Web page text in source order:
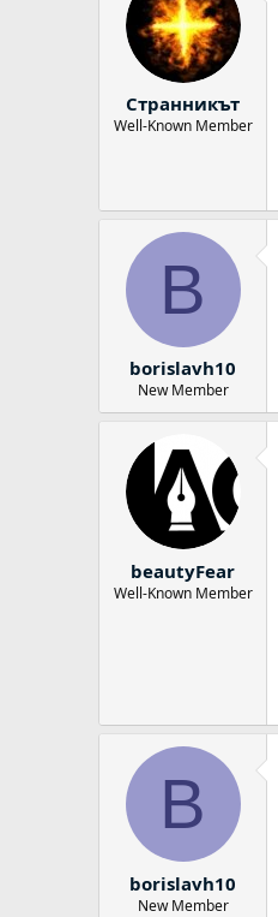
Странникът
Well-Known Member
B
borislavh10
New Member
beautyFear
Well-Known Member
B
borislavh10
New Member